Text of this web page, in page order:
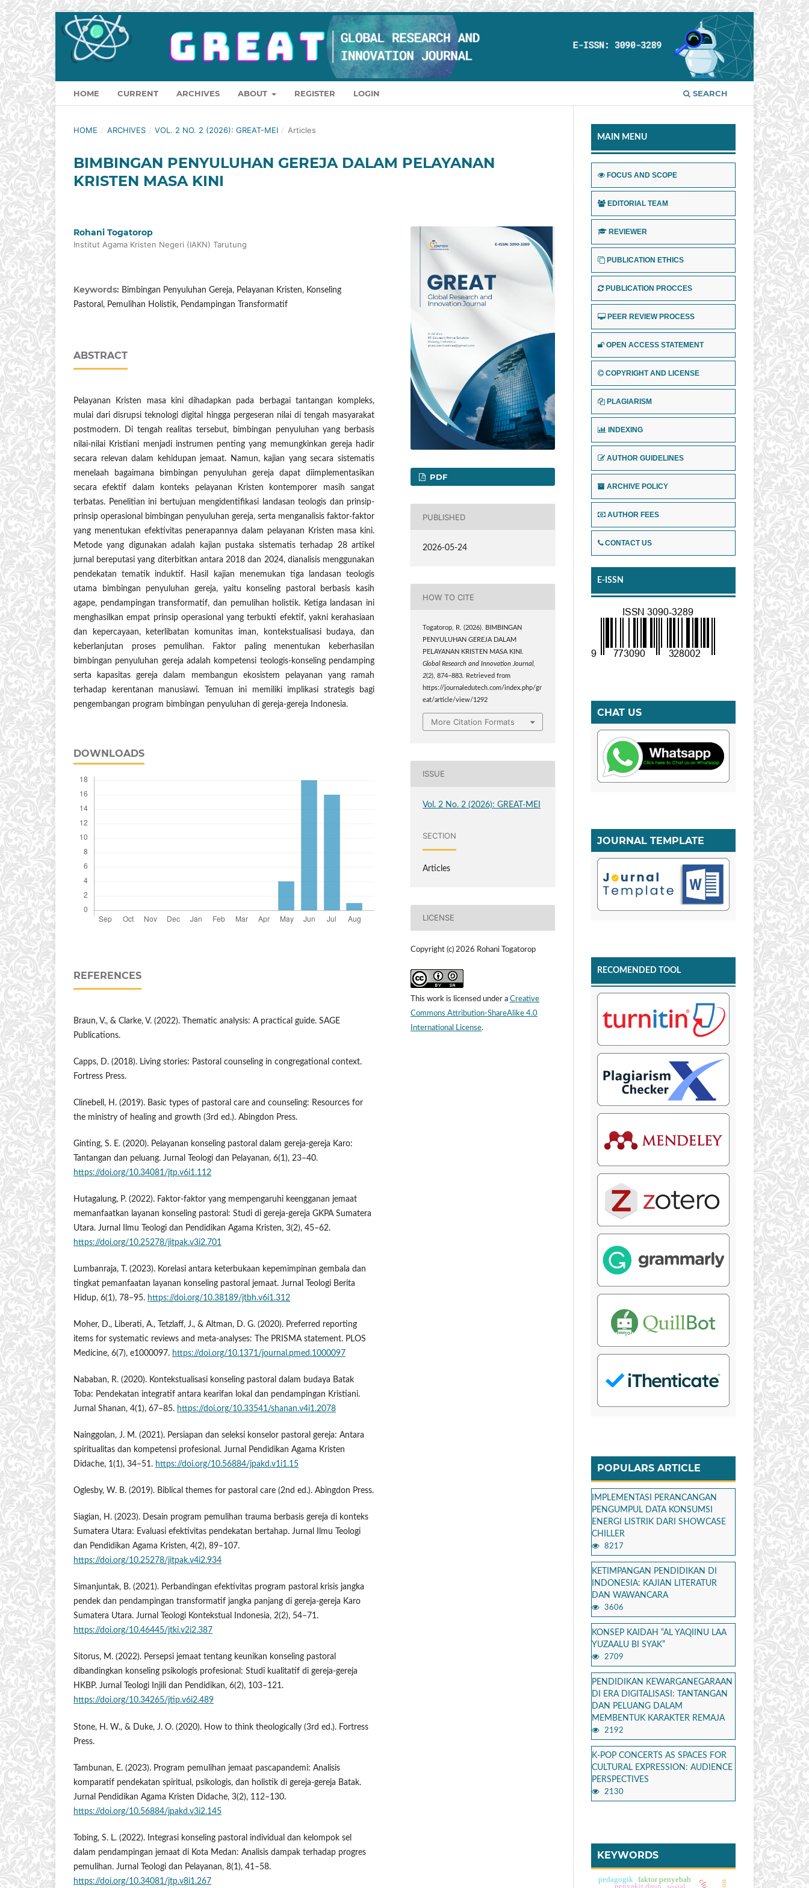
HOME CURRENT ARCHIVES ABOUT REGISTER LOGIN SEARCH
HOME / ARCHIVES / VOL. 2 NO. 2 (2026): GREAT-MEI / Articles
BIMBINGAN PENYULUHAN GEREJA DALAM PELAYANAN
KRISTEN MASA KINI
Rohani Togatorop
Institut Agama Kristen Negeri (IAKN) Tarutung
Keywords: Bimbingan Penyuluhan Gereja, Pelayanan Kristen, Konseling
Pastoral, Pemulihan Holistik, Pendampingan Transformatif
ABSTRACT
Pelayanan Kristen masa kini dihadapkan pada berbagai tantangan kompleks,
mulai dari disrupsi teknologi digital hingga pergeseran nilai di tengah masyarakat
postmodern. Di tengah realitas tersebut, bimbingan penyuluhan yang berbasis
nilai-nilai Kristiani menjadi instrumen penting yang memungkinkan gereja hadir
secara relevan dalam kehidupan jemaat. Namun, kajian yang secara sistematis
menelaah bagaimana bimbingan penyuluhan gereja dapat diimplementasikan
secara efektif dalam konteks pelayanan Kristen kontemporer masih sangat
terbatas. Penelitian ini bertujuan mengidentifikasi landasan teologis dan prinsip-
prinsip operasional bimbingan penyuluhan gereja, serta menganalisis faktor-faktor
yang menentukan efektivitas penerapannya dalam pelayanan Kristen masa kini.
Metode yang digunakan adalah kajian pustaka sistematis terhadap 28 artikel
jurnal bereputasi yang diterbitkan antara 2018 dan 2024, dianalisis menggunakan
pendekatan tematik induktif. Hasil kajian menemukan tiga landasan teologis
utama bimbingan penyuluhan gereja, yaitu konseling pastoral berbasis kasih
agape, pendampingan transformatif, dan pemulihan holistik. Ketiga landasan ini
menghasilkan empat prinsip operasional yang terbukti efektif, yakni kerahasiaan
dan kepercayaan, keterlibatan komunitas iman, kontekstualisasi budaya, dan
keberlanjutan proses pemulihan. Faktor paling menentukan keberhasilan
bimbingan penyuluhan gereja adalah kompetensi teologis-konseling pendamping
serta kapasitas gereja dalam membangun ekosistem pelayanan yang ramah
terhadap kerentanan manusiawi. Temuan ini memiliki implikasi strategis bagi
pengembangan program bimbingan penyuluhan di gereja-gereja Indonesia.
DOWNLOADS
REFERENCES
Braun, V., & Clarke, V. (2022). Thematic analysis: A practical guide. SAGE
Publications.
Capps, D. (2018). Living stories: Pastoral counseling in congregational context.
Fortress Press.
Clinebell, H. (2019). Basic types of pastoral care and counseling: Resources for
the ministry of healing and growth (3rd ed.). Abingdon Press.
Ginting, S. E. (2020). Pelayanan konseling pastoral dalam gereja-gereja Karo:
Tantangan dan peluang. Jurnal Teologi dan Pelayanan, 6(1), 23–40.
https://doi.org/10.34081/jtp.v6i1.112
Hutagalung, P. (2022). Faktor-faktor yang mempengaruhi keengganan jemaat
memanfaatkan layanan konseling pastoral: Studi di gereja-gereja GKPA Sumatera
Utara. Jurnal Ilmu Teologi dan Pendidikan Agama Kristen, 3(2), 45–62.
https://doi.org/10.25278/jitpak.v3i2.701
Lumbanraja, T. (2023). Korelasi antara keterbukaan kepemimpinan gembala dan
tingkat pemanfaatan layanan konseling pastoral jemaat. Jurnal Teologi Berita
Hidup, 6(1), 78–95. https://doi.org/10.38189/jtbh.v6i1.312
Moher, D., Liberati, A., Tetzlaff, J., & Altman, D. G. (2020). Preferred reporting
items for systematic reviews and meta-analyses: The PRISMA statement. PLOS
Medicine, 6(7), e1000097. https://doi.org/10.1371/journal.pmed.1000097
Nababan, R. (2020). Kontekstualisasi konseling pastoral dalam budaya Batak
Toba: Pendekatan integratif antara kearifan lokal dan pendampingan Kristiani.
Jurnal Shanan, 4(1), 67–85. https://doi.org/10.33541/shanan.v4i1.2078
Nainggolan, J. M. (2021). Persiapan dan seleksi konselor pastoral gereja: Antara
spiritualitas dan kompetensi profesional. Jurnal Pendidikan Agama Kristen
Didache, 1(1), 34–51. https://doi.org/10.56884/jpakd.v1i1.15
Oglesby, W. B. (2019). Biblical themes for pastoral care (2nd ed.). Abingdon Press.
Siagian, H. (2023). Desain program pemulihan trauma berbasis gereja di konteks
Sumatera Utara: Evaluasi efektivitas pendekatan bertahap. Jurnal Ilmu Teologi
dan Pendidikan Agama Kristen, 4(2), 89–107.
https://doi.org/10.25278/jitpak.v4i2.934
Simanjuntak, B. (2021). Perbandingan efektivitas program pastoral krisis jangka
pendek dan pendampingan transformatif jangka panjang di gereja-gereja Karo
Sumatera Utara. Jurnal Teologi Kontekstual Indonesia, 2(2), 54–71.
https://doi.org/10.46445/jtki.v2i2.387
Sitorus, M. (2022). Persepsi jemaat tentang keunikan konseling pastoral
dibandingkan konseling psikologis profesional: Studi kualitatif di gereja-gereja
HKBP. Jurnal Teologi Injili dan Pendidikan, 6(2), 103–121.
https://doi.org/10.34265/jtip.v6i2.489
Stone, H. W., & Duke, J. O. (2020). How to think theologically (3rd ed.). Fortress
Press.
Tambunan, E. (2023). Program pemulihan jemaat pascapandemi: Analisis
komparatif pendekatan spiritual, psikologis, dan holistik di gereja-gereja Batak.
Jurnal Pendidikan Agama Kristen Didache, 3(2), 112–130.
https://doi.org/10.56884/jpakd.v3i2.145
Tobing, S. L. (2022). Integrasi konseling pastoral individual dan kelompok sel
dalam pendampingan jemaat di Kota Medan: Analisis dampak terhadap progres
pemulihan. Jurnal Teologi dan Pelayanan, 8(1), 41–58.
https://doi.org/10.34081/jtp.v8i1.267
PDF
PUBLISHED
2026-05-24
HOW TO CITE
Togatorop, R. (2026). BIMBINGAN
PENYULUHAN GEREJA DALAM
PELAYANAN KRISTEN MASA KINI.
Global Research and Innovation Journal,
2(2), 874–883. Retrieved from
https://journaledutech.com/index.php/gr
eat/article/view/1292
More Citation Formats
ISSUE
Vol. 2 No. 2 (2026): GREAT-MEI
SECTION
Articles
LICENSE
Copyright (c) 2026 Rohani Togatorop
This work is licensed under a Creative
Commons Attribution-ShareAlike 4.0
International License.
MAIN MENU
FOCUS AND SCOPE
EDITORIAL TEAM
REVIEWER
PUBLICATION ETHICS
PUBLICATION PROCCES
PEER REVIEW PROCESS
OPEN ACCESS STATEMENT
COPYRIGHT AND LICENSE
PLAGIARISM
INDEXING
AUTHOR GUIDELINES
ARCHIVE POLICY
AUTHOR FEES
CONTACT US
E-ISSN
CHAT US
JOURNAL TEMPLATE
RECOMENDED TOOL
POPULARS ARTICLE
IMPLEMENTASI PERANCANGAN
PENGUMPUL DATA KONSUMSI
ENERGI LISTRIK DARI SHOWCASE
CHILLER
8217
KETIMPANGAN PENDIDIKAN DI
INDONESIA: KAJIAN LITERATUR
DAN WAWANCARA
3606
KONSEP KAIDAH “AL YAQIINU LAA
YUZAALU BI SYAK”
2709
PENDIDIKAN KEWARGANEGARAAN
DI ERA DIGITALISASI: TANTANGAN
DAN PELUANG DALAM
MEMBENTUK KARAKTER REMAJA
2192
K-POP CONCERTS AS SPACES FOR
CULTURAL EXPRESSION: AUDIENCE
PERSPECTIVES
2130
KEYWORDS
penyakit daun
faktor penyebab
pedagogik